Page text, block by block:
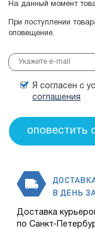
На данный момент
При поступлении
оповещение.
Я согласен с
соглашения
В ДЕНЬ
Доставка
по Санкт-